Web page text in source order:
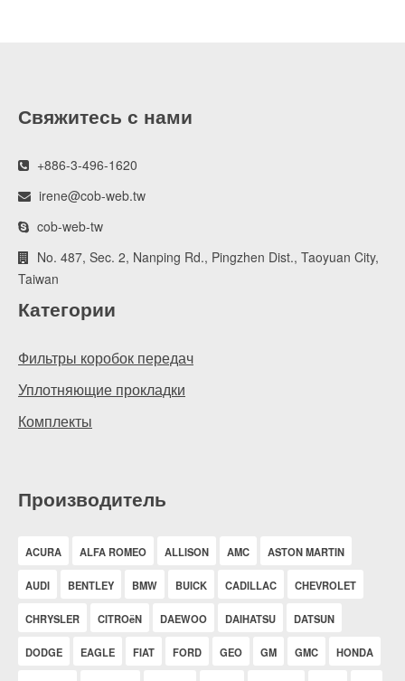
Свяжитесь с нами
+886-3-496-1620
irene@cob-web.tw
cob-web-tw
No. 487, Sec. 2, Nanping Rd., Pingzhen Dist., Taoyuan City,
Taiwan
Категории
Фильтры коробок передач
Уплотняющие прокладки
Комплекты
Производитель
ACURA ALFA ROMEO ALLISON AMC ASTON MARTIN
AUDI BENTLEY BMW BUICK CADILLAC CHEVROLET
CHRYSLER CITROëN DAEWOO DAIHATSU DATSUN
DODGE EAGLE FIAT FORD GEO GM GMC HONDA